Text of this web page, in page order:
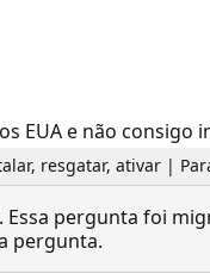
EUA e não
resgatar, ativar |
Essa pergunta foi
pergunta.